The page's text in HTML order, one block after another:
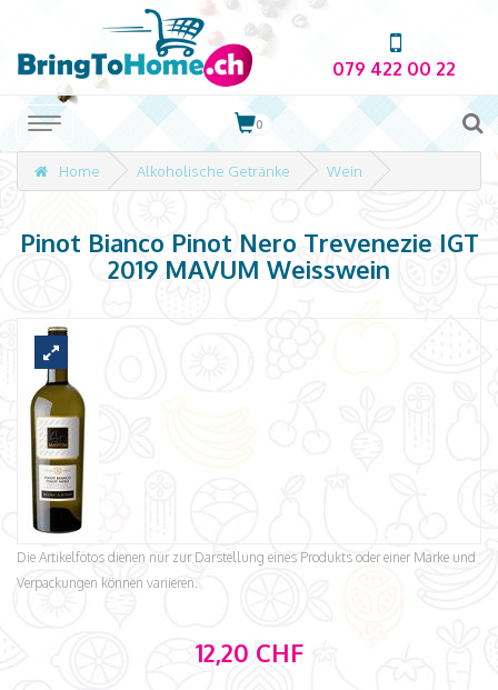
079 422 00 22
0
Home Alkoholische Getränke Wein
Pinot Bianco Pinot Nero Trevenezie IGT
2019 MAVUM Weisswein
Die Artikelfotos dienen nur zur Darstellung eines Produkts oder einer Marke und
Verpackungen können variieren.
12,20 CHF